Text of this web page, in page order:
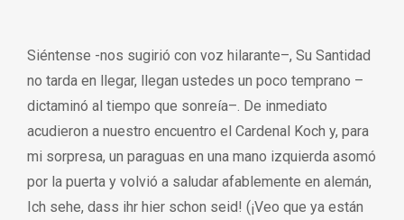
Siéntense -nos sugirió con voz hilarante–, Su Santidad
no tarda en llegar, llegan ustedes un poco temprano –
dictaminó al tiempo que sonreía–. De inmediato
acudieron a nuestro encuentro el Cardenal Koch y, para
mi sorpresa, un paraguas en una mano izquierda asomó
por la puerta y volvió a saludar afablemente en alemán,
Ich sehe, dass ihr hier schon seid! (¡Veo que ya están